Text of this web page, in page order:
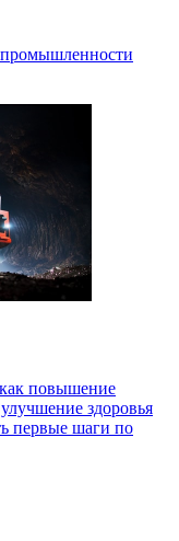
повышение
здоровья
первые шаги по